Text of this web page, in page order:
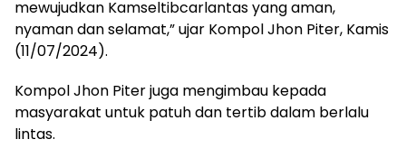
mewujudkan Kamseltibcarlantas yang aman,
nyaman dan selamat,” ujar Kompol Jhon Piter, Kamis
(11/07/2024).
Kompol Jhon Piter juga mengimbau kepada
masyarakat untuk patuh dan tertib dalam berlalu
lintas.